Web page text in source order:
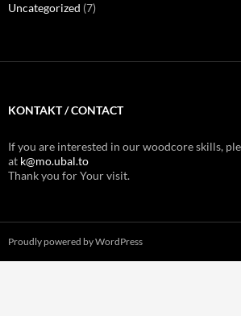
Uncategorized (7)
KONTAKT / CONTACT
If you are interested in our woodcore skills,
at k@mo.ubal.to
Thank you for Your visit.
Proudly powered by WordPress